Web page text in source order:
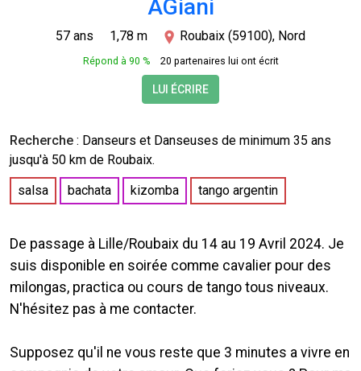
AGiani
57 ans 1,78 m Roubaix (59100), Nord
Répond à 90 % 20 partenaires lui ont écrit
LUI ÉCRIRE
Recherche : Danseurs et Danseuses de minimum 35 ans
jusqu'à 50 km de Roubaix.
salsa
bachata kizomba tango argentin
De passage à Lille/Roubaix du 14 au 19 Avril 2024. Je
suis disponible en soirée comme cavalier pour des
milongas, practica ou cours de tango tous niveaux.
N'hésitez pas à me contacter.
Supposez qu'il ne vous reste que 3 minutes a vivre en